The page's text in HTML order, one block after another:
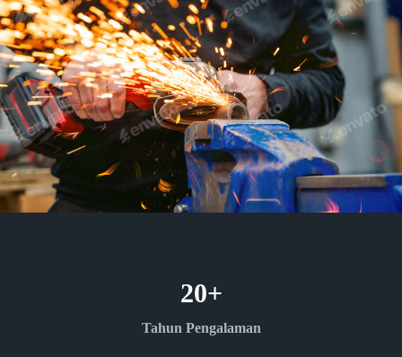
Tahun Pengalaman
20+